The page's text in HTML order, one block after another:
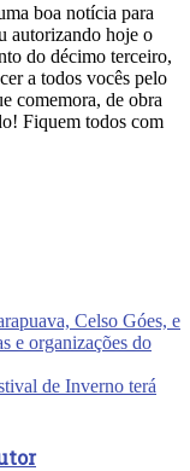
boa notícia para
autorizando hoje o
do décimo terceiro,
a todos vocês pelo
comemora, de obra
Fiquem todos com
Celso Góes, e
e organizações do
de Inverno terá